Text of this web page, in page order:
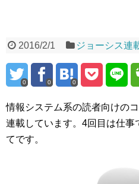
2016/2/1 ジョーシス連
0 0 0
情報システム系の読者向けの
連載しています。4回目は仕
てです。